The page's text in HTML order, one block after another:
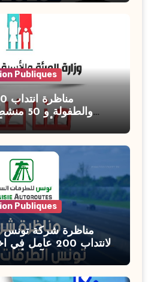
Publiques
بوزارة الأسرة
Publiques
مناظرة شركة تونس
لانتداب 200
آخر أجل : 21 جويلية 2026